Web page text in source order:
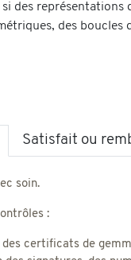
si des
des boucles
Satisfait ou
soin.
:
certificats de